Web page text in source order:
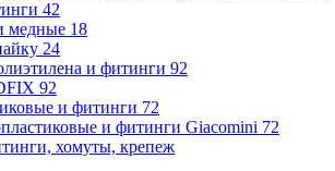
42
медные 18
24
и фитинги 92
92
и фитинги 72
и фитинги Giacomini 72
хомуты, крепеж